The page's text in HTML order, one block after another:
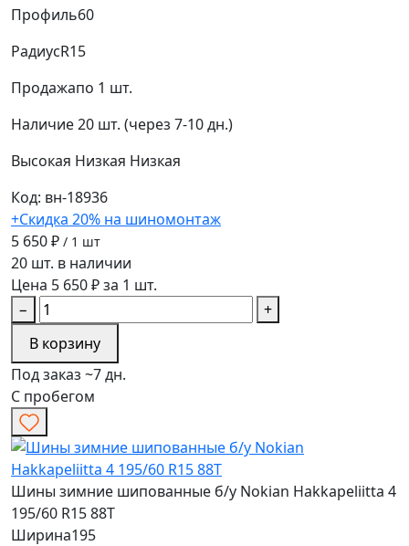
Профиль60
РадиусR15
Продажапо 1 шт.
Наличие20 шт. (через 7-10 дн.)
Высокая Низкая Низкая
Код: вн-18936
+Скидка 20% на шиномонтаж
5 650 ₽ / 1 шт
20 шт. в наличии
Цена 5 650 ₽ за 1 шт.
−
+
В корзину
Под заказ ~7 дн.
С пробегом
Шины зимние шипованные б/у Nokian Hakkapeliitta 4
195/60 R15 88T
Ширина195